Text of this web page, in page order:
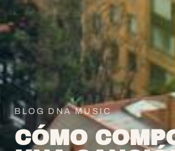
BLOG DNA MUSIC
CÓMO